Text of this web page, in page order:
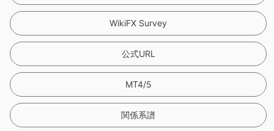
WikiFX Survey
公式URL
MT4/5
関係系譜